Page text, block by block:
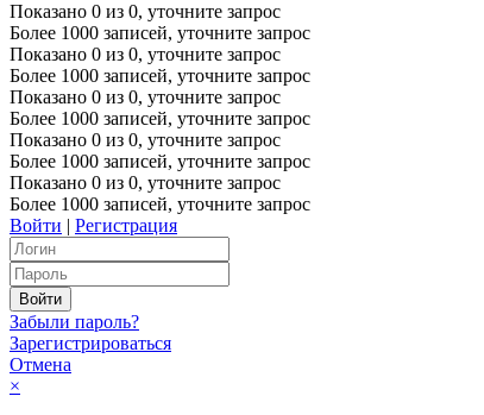
Показано 0 из 0, уточните запрос
Более 1000 записей, уточните запрос
Показано 0 из 0, уточните запрос
Более 1000 записей, уточните запрос
Показано 0 из 0, уточните запрос
Более 1000 записей, уточните запрос
Показано 0 из 0, уточните запрос
Более 1000 записей, уточните запрос
Показано 0 из 0, уточните запрос
Более 1000 записей, уточните запрос
Войти | Регистрация
Забыли пароль?
Зарегистрироваться
Отмена
×